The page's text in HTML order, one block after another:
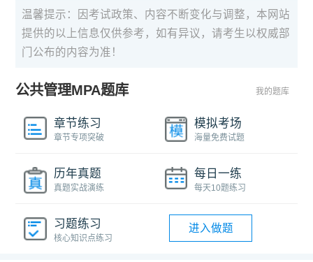
温馨提示：因考试政策、内容不断变化与调整，本网站
提供的以上信息仅供参考，如有异议，请考生以权威部
门公布的内容为准！
公共管理MPA题库 我的题库
章节练习
章节专项突破
模拟考场
海量免费试题
历年真题
真题实战演练
每日一练
每天10题练习
习题练习
核心知识点练习
进入做题